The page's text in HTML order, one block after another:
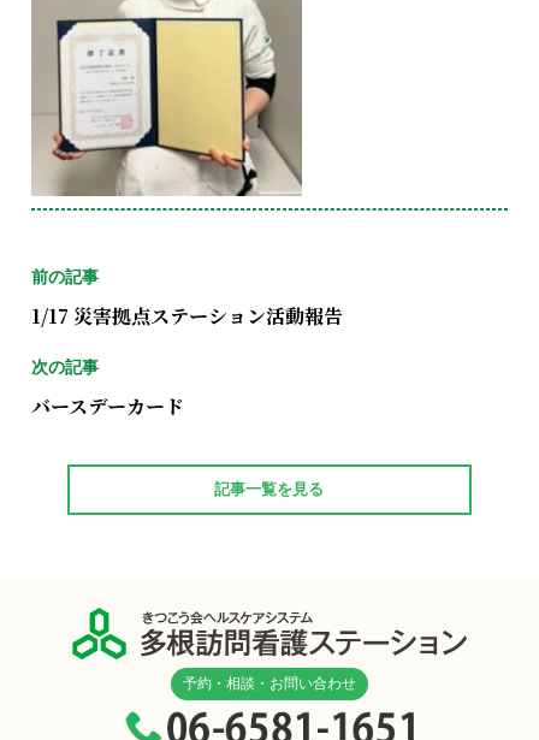
前の記事
1/17 災害拠点ステーション活動報告
次の記事
バースデーカード
記事一覧を見る
予約・相談・お問い合わせ